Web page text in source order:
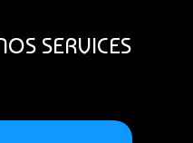
SERVICES